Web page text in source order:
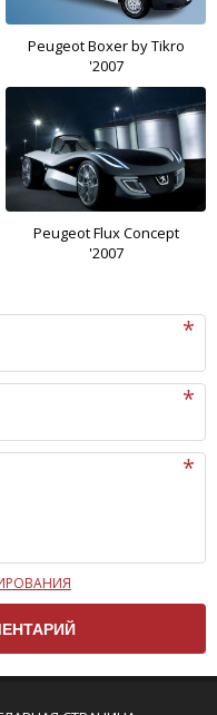
Peugeot Boxer by Tikro
'2007
Peugeot Flux Concept
'2007
на сайте,
правил:
слишком